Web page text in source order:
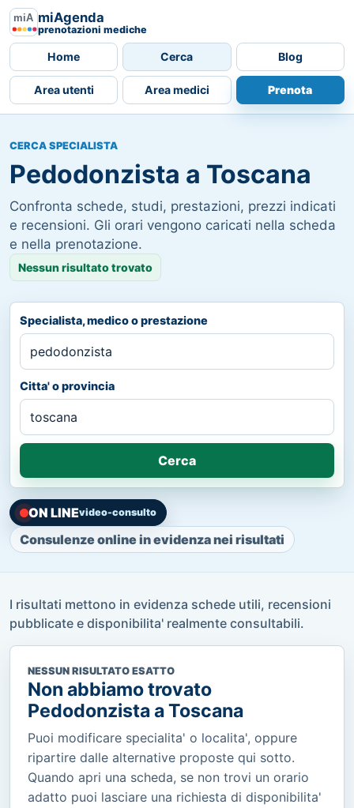
miAgenda
prenotazioni mediche
Home Cerca Blog
Area utenti Area medici Prenota
CERCA SPECIALISTA
Pedodonzista a Toscana
Confronta schede, studi, prestazioni, prezzi indicati
e recensioni. Gli orari vengono caricati nella scheda
e nella prenotazione.
Nessun risultato trovato
Specialista, medico o prestazione
Citta' o provincia
Cerca
ON LINEvideo-consulto
Consulenze online in evidenza nei risultati
I risultati mettono in evidenza schede utili, recensioni
pubblicate e disponibilita' realmente consultabili.
NESSUN RISULTATO ESATTO
Non abbiamo trovato
Pedodonzista a Toscana
Puoi modificare specialita' o localita', oppure
ripartire dalle alternative proposte qui sotto.
Quando apri una scheda, se non trovi un orario
adatto puoi lasciare una richiesta di disponibilita'